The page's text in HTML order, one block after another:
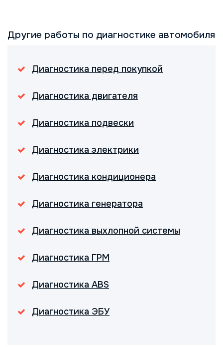
Другие работы по диагностике автомобиля
Диагностика перед покупкой
Диагностика двигателя
Диагностика подвески
Диагностика электрики
Диагностика кондиционера
Диагностика генератора
Диагностика выхлопной системы
Диагностика ГРМ
Диагностика ABS
Диагностика ЭБУ